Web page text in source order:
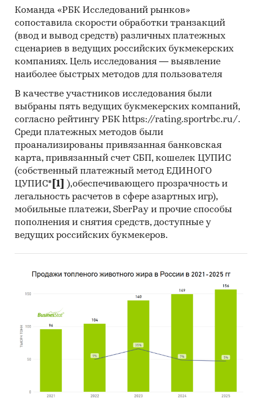
Методы:
Кабинетное исследование. Поиск и анализ
информации из различных источников,
проведение расчетов. Статистика и
аналитика
Прогноз ГидМаркет. Современные
статистические методы прогнозирования с
поправкой на мнение экспертов.
Отчет отражает мнение авторов и не является
инвестиционной рекомендацией
Категории: Потребительские товары / ... /
Сантехника / Ванны и душевые кабины
Строительство и недвижимость / ... /
Сантехника / Ванны и душевые кабины
Россия
Команда «РБК Исследований рынков»
сопоставила скорости обработки транзакций
(ввод и вывод средств) различных платежных
сценариев в ведущих российских букмекерских
компаниях. Цель исследования — выявление
наиболее быстрых методов для пользователя
В качестве участников исследования были
выбраны пять ведущих букмекерских компаний,
согласно рейтингу РБК https://rating.sportrbc.ru/.
Среди платежных методов были
проанализированы привязанная банковская
карта, привязанный счет СБП, кошелек ЦУПИС
(собственный платежный метод ЕДИНОГО
ЦУПИС* [1]
),обеспечивающего прозрачность и
легальность расчетов в сфере азартных игр),
мобильные платежи, SberPay и прочие способы
пополнения и снятия средств, доступные у
ведущих российских букмекеров.